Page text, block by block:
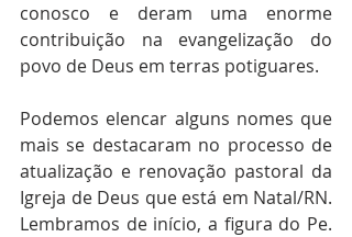
conosco e deram uma enorme
contribuição na evangelização do
povo de Deus em terras potiguares.
Podemos elencar alguns nomes que
mais se destacaram no processo de
atualização e renovação pastoral da
Igreja de Deus que está em Natal/RN.
Lembramos de início, a figura do Pe.